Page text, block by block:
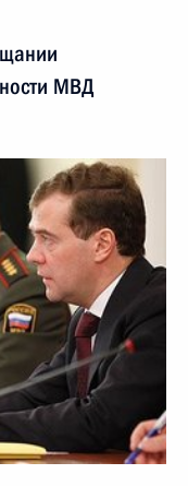
МВД